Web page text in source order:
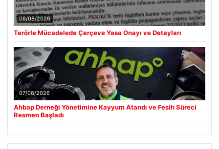
08/08/2026
Terörle Mücadelede Çerçeve Yasa Onayı ve Detayları
07/08/2026
Ahbap Derneği Yönetimine Kayyum Atandı ve Fesih Süreci
Resmen Başladı